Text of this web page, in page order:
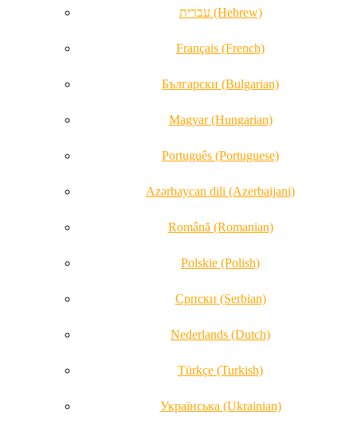
עברית (Hebrew)
Français (French)
Български (Bulgarian)
Magyar (Hungarian)
Português (Portuguese)
Azərbaycan dili (Azerbaijani)
Română (Romanian)
Polskie (Polish)
Српски (Serbian)
Nederlands (Dutch)
Türkçe (Turkish)
Українська (Ukrainian)